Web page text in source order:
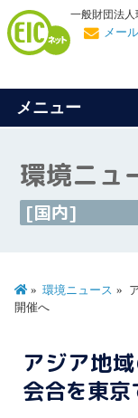
一般財団法
メー
メニュー
環境ニュ
[国内]
環境ニュース
開催へ
アジア地
会合を東